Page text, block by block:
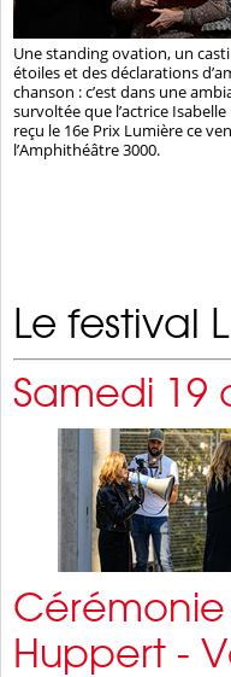
Une standing ovation, un
étoiles et des déclarations
chanson : c’est dans une
survoltée que l’actrice
reçu le 16e Prix Lumière ce
l’Amphithéâtre 3000.
Le festival
Samedi 19
Huppert -